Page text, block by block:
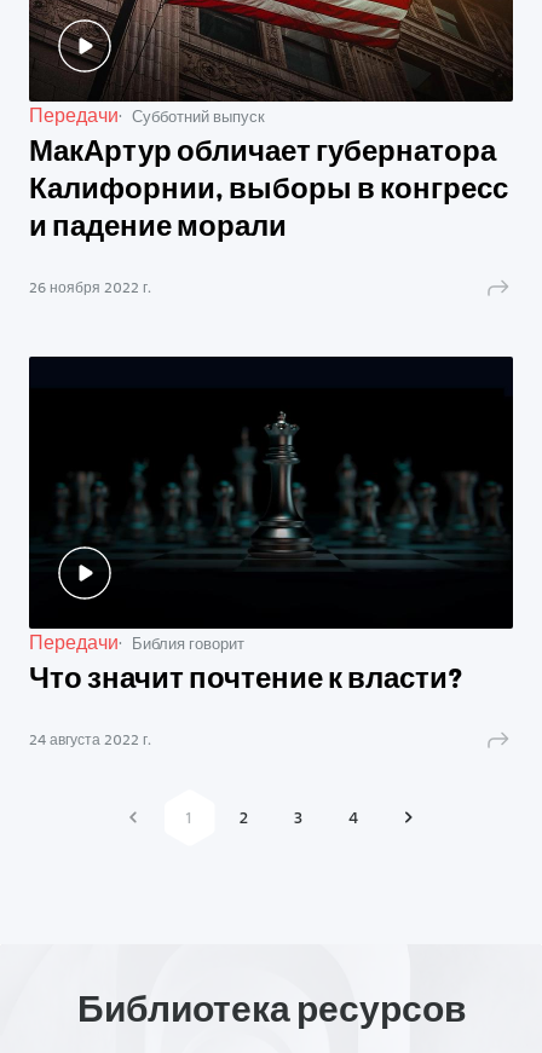
Передачи Субботний выпуск
МакАртур обличает губернатора
Калифорнии, выборы в конгресс
и падение морали
26 ноября 2022 г.
Передачи Библия говорит
Что значит почтение к власти?
24 августа 2022 г.
1 2 3 4
Библиотека ресурсов